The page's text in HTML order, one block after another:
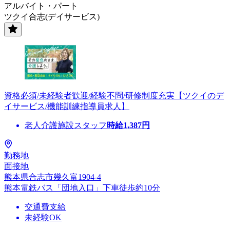
アルバイト・パート
ツクイ合志(デイサービス)
資格必須/未経験者歓迎/経験不問/研修制度充実【ツクイのデ
イサービス/機能訓練指導員求人】
老人介護施設スタッフ 時給1,387円
勤務地
面接地
熊本県合志市幾久富1904-4
熊本電鉄バス「団地入口」下車徒歩約10分
交通費支給
未経験OK